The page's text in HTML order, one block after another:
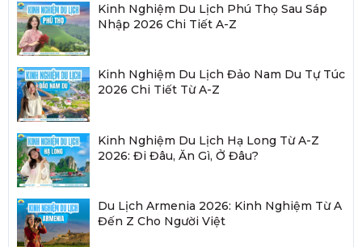
Kinh Nghiệm Du Lịch Phú Thọ Sau Sáp
Nhập 2026 Chi Tiết A-Z
Kinh Nghiệm Du Lịch Đảo Nam Du Tự Túc
2026 Chi Tiết Từ A-Z
Kinh Nghiệm Du Lịch Hạ Long Từ A-Z
2026: Đi Đâu, Ăn Gì, Ở Đâu?
Du Lịch Armenia 2026: Kinh Nghiệm Từ A
Đến Z Cho Người Việt